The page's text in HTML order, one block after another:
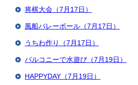
将棋大会（7月17日）
風船バレーボール（7月17日）
うちわ作り（7月17日）
バルコニーで水遊び（7月19日）
HAPPYDAY（7月19日）